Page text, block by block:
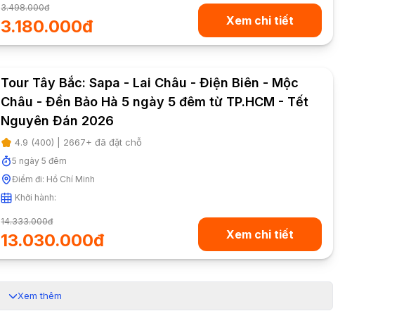
3.498.000đ
3.180.000đ Xem chi tiết
Tour Tây Bắc: Sapa - Lai Châu - Điện Biên - Mộc
Châu - Đền Bảo Hà 5 ngày 5 đêm từ TP.HCM - Tết
Nguyên Đán 2026
4.9 (400) | 2667+ đã đặt chỗ
5 ngày 5 đêm
Điểm đi: Hồ Chí Minh
Khởi hành:
14.333.000đ
13.030.000đ Xem chi tiết
Xem thêm